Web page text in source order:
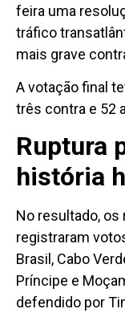
feira uma
tráfico
mais grave
A votação final
três contra e 52
Ruptura
história
No resultado,
registraram
Brasil, Cabo
Príncipe e
defendido por